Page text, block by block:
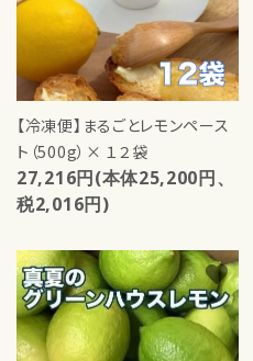
【冷凍便】まるごとレモンペース
ト（500g）× １２袋
27,216円(本体25,200円、
税2,016円)
favorite
キーワード
カテゴリー